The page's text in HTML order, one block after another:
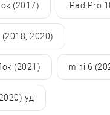
(2017) iPad Pro
2020)
(2021) mini 6
уд